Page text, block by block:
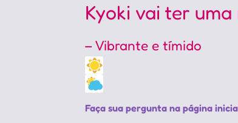
Kyoki vai ter
– Vibrante e tímido
Faça sua pergunta na página